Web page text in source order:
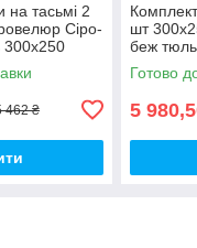
на тасьмі 2
Сіро-
300х250
462 ₴
шт
беж
Білий
Готово
5